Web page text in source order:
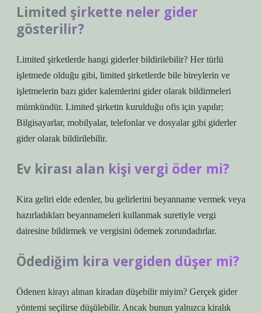
Limited şirkette neler gider
gösterilir?
Limited şirketlerde hangi giderler bildirilebilir? Her türlü
işletmede olduğu gibi, limited şirketlerde bile bireylerin ve
işletmelerin bazı gider kalemlerini gider olarak bildirmeleri
mümkündür. Limited şirketin kurulduğu ofis için yapılır;
Bilgisayarlar, mobilyalar, telefonlar ve dosyalar gibi giderler
gider olarak bildirilebilir.
Ev kirası alan kişi vergi öder mi?
Kira geliri elde edenler, bu gelirlerini beyanname vermek veya
hazırladıkları beyannameleri kullanmak suretiyle vergi
dairesine bildirmek ve vergisini ödemek zorundadırlar.
Ödediğim kira vergiden düşer mi?
Ödenen kirayı alınan kiradan düşebilir miyim? Gerçek gider
yöntemi seçilirse düşülebilir. Ancak bunun yalnızca kiralık